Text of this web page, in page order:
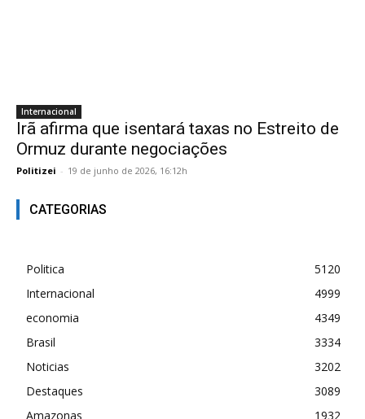
Internacional
Irã afirma que isentará taxas no Estreito de
Ormuz durante negociações
Politizei - 19 de junho de 2026, 16:12h
CATEGORIAS
Politica
5120
Internacional
4999
economia
4349
Brasil
3334
Noticias
3202
Destaques
3089
Amazonas
1932